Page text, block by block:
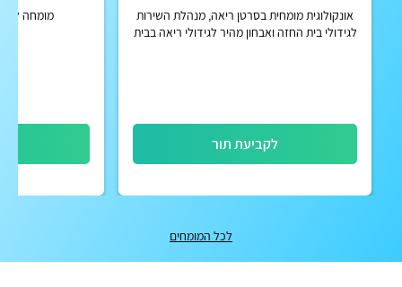
אונקולוגית מומחית בסרטן ריאה, מנהלת השירות
לגידולי בית החזה ואבחון מהיר לגידולי ריאה בבית
לקביעת תור
מומחה
לכל המומחים